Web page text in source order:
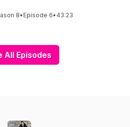
8• Episode 6• 43:23
All Episodes